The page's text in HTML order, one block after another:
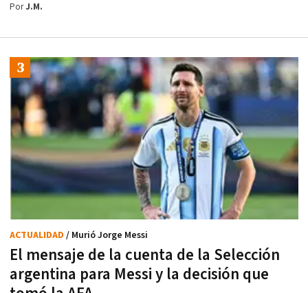
PorJ.M.
El mensaje de la cuenta de la Selección
argentina para Messi y la decisión que
ACTUALIDAD / Murió Jorge Messi